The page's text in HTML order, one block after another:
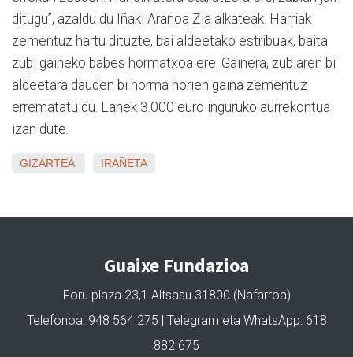
ditugu”, azaldu du Iñaki Aranoa Zia alkateak. Harriak
zementuz hartu dituzte, bai aldeetako estribuak, baita
zubi gaineko babes hormatxoa ere. Gainera, zubiaren bi
aldeetara dauden bi horma horien gaina zementuz
errematatu du. Lanek 3.000 euro inguruko aurrekontua
izan dute.
GIZARTEA IRAÑETA
Guaixe Fundazioa
Foru plaza 23,1 Altsasu 31800 (Nafarroa)
Telefonoa: 948 564 275 | Telegram eta WhatsApp: 618
882 675